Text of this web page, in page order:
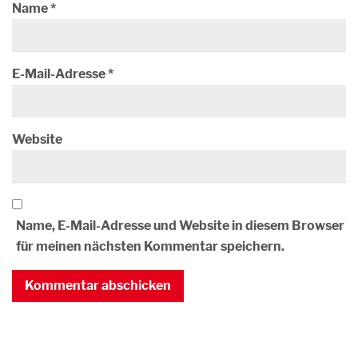
Name*
E-Mail-Adresse*
Website
Name, E-Mail-Adresse und Website in diesem Browser
für meinen nächsten Kommentar speichern.